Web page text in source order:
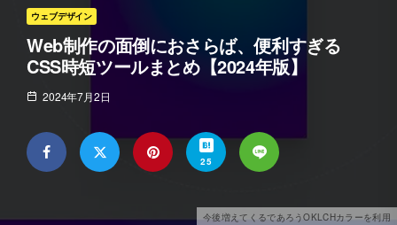
今後増えてくるであろうOKLCHカラーを利用
ウェブデザイン
Web制作の面倒におさらば、便利すぎる
CSS時短ツールまとめ【2024年版】
2024年7月2日
25